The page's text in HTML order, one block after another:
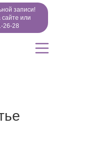
записи!
или
26-28